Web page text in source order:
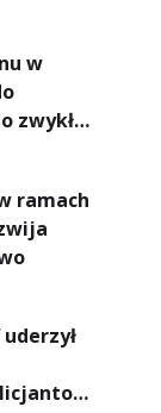
w
zwykła
ramach